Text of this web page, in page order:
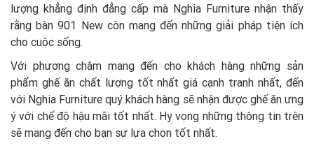
lượng khẳng định đẳng cấp mà Nghia Furniture nhận thấy
rằng bàn 901 New còn mang đến những giải pháp tiện ích
cho cuộc sống.
Với phương châm mang đến cho khách hàng những sản
phẩm ghế ăn chất lượng tốt nhất giá cạnh tranh nhất, đến
với Nghia Furniture quý khách hàng sẽ nhận được ghế ăn ưng
ý với chế độ hậu mãi tốt nhất. Hy vọng những thông tin trên
sẽ mang đến cho bạn sự lựa chọn tốt nhất.